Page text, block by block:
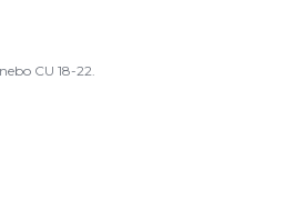
CU 18-22.